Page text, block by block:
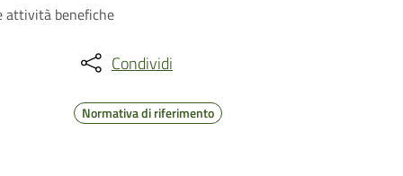
attività benefiche
Condividi
Normativa di riferimento